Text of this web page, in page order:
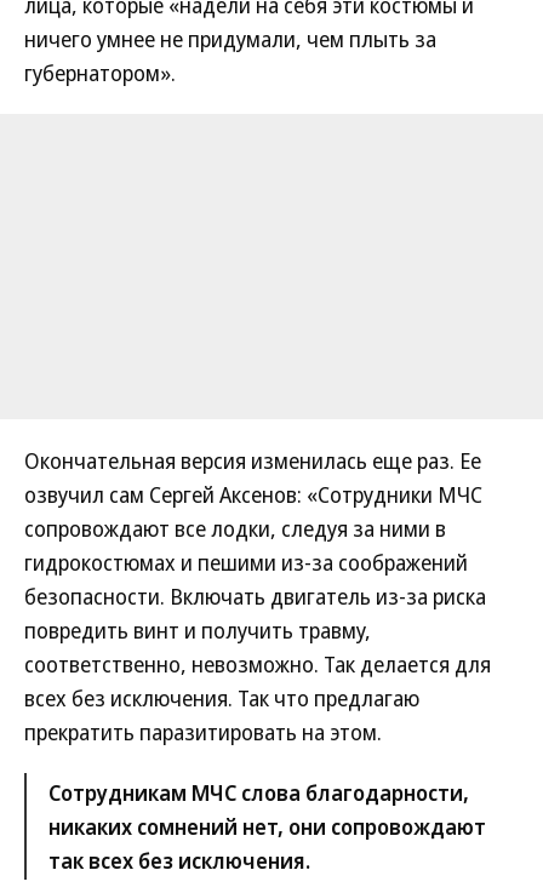
ничего умнее не придумали, чем плыть за
губернатором».
Окончательная версия изменилась еще раз. Ее
озвучил сам Сергей Аксенов: «Сотрудники МЧС
сопровождают все лодки, следуя за ними в
гидрокостюмах и пешими из-за соображений
безопасности. Включать двигатель из-за риска
повредить винт и получить травму,
соответственно, невозможно. Так делается для
всех без исключения. Так что предлагаю
прекратить паразитировать на этом.
Сотрудникам МЧС слова благодарности,
никаких сомнений нет, они сопровождают
так всех без исключения.